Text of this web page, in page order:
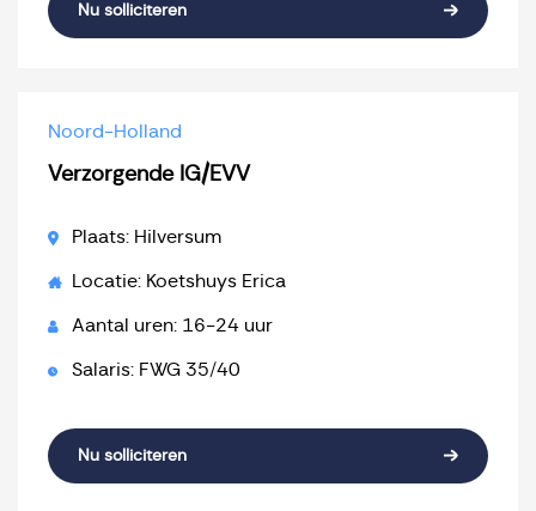
Nu solliciteren
Noord-Holland
Verzorgende IG/EVV
Plaats: Hilversum
Locatie: Koetshuys Erica
Aantal uren: 16-24 uur
Salaris: FWG 35/40
Nu solliciteren